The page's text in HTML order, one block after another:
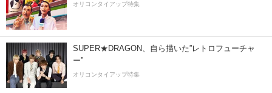
オリコンタイアップ特集
SUPER★DRAGON、自ら描いた”レトロフューチャ
ー”
オリコンタイアップ特集